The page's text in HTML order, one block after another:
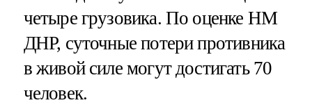
четыре грузовика. По оценке НМ
ДНР, суточные потери противника
в живой силе могут достигать 70
человек.